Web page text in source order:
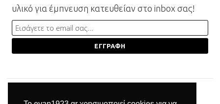
υλικό για έμπνευση κατευθείαν στο inbox σας!